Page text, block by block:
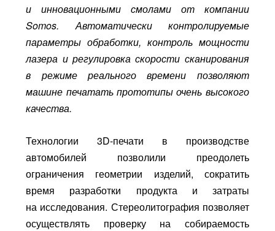
и инновационными смолами от компании
Somos. Автоматически контролируемые
параметры обработки, контроль мощности
лазера и регулировка скорости сканирования
в режиме реального времени позволяют
машине печатать прототипы очень высокого
качества.
Технологии 3D-печати в производстве
автомобилей позволили преодолеть
ограничения геометрии изделий, сократить
время разработки продукта и затраты
на исследования. Стереолитография позволяет
осуществлять проверку на собираемость